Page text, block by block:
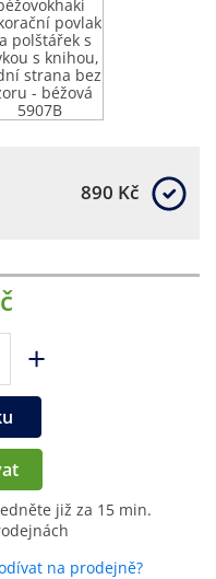
890 Kč
+
již za 15 min.
na prodejně?